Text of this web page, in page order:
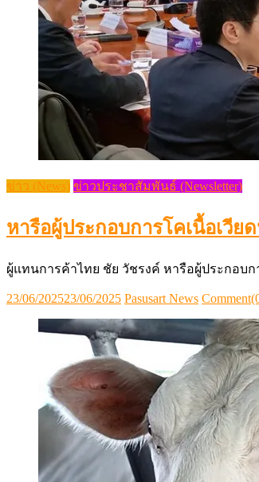
ข่าว (News) ข่าวประชาสัมพันธ์ (Newsletter)
หารือผู้ประกอบการโคเนื้อเวี
ผู้แทนการค้าไทย ชัย วัชรงค์ หารือผู้ประกอบก
Posted
23/06/202523/06/2025 Author
Pasusart News